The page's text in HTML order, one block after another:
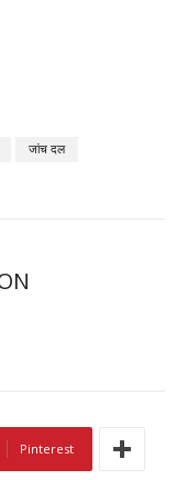
जांच दल
Pinterest